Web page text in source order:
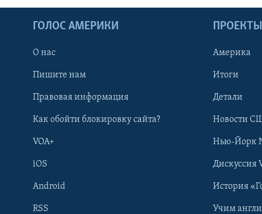
ГОЛОС АМЕРИКИ
О нас
Пишите нам
Правовая информация
Как обойти блокировку сайта?
VOA+
iOS
Android
RSS
ПРОЕКТЫ
Америка
Итоги
Детали
Новости
Нью-Йорк
Дискуссия
История
Учим